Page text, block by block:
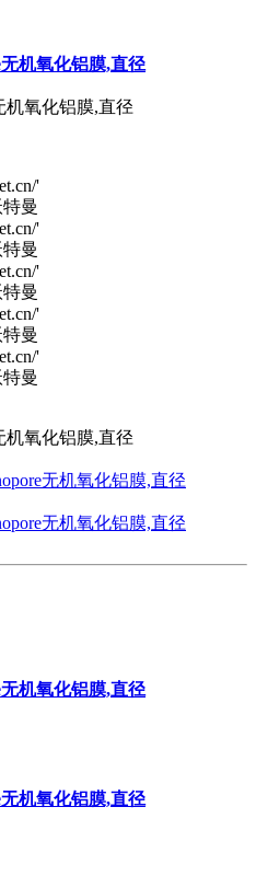
机氧化铝膜,直径
机氧化铝膜,直径
机氧化铝膜,直径
无机氧化铝膜,直径
无机氧化铝膜,直径
机氧化铝膜,直径
机氧化铝膜,直径